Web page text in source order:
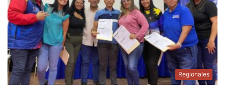
Regionales